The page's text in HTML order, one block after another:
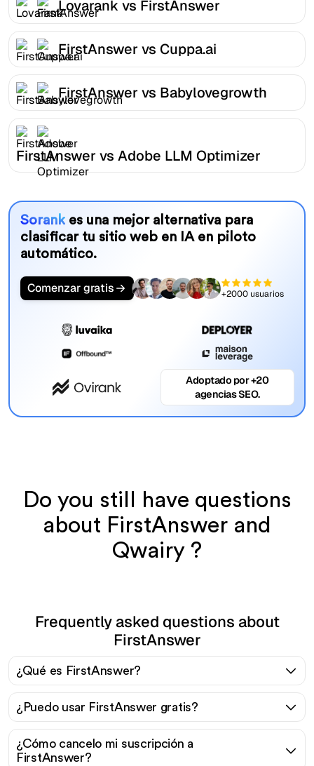
Lovarank vs FirstAnswer
FirstAnswer vs Cuppa.ai
FirstAnswer vs Babylovegrowth
FirstAnswer vs Adobe LLM Optimizer
Sorankes una mejor alternativa para
clasificar tu sitio web en IA en piloto
automático.
Comenzar gratis +2000 usuarios
Adoptado por +20
agencias SEO.
Do you still have questions
about FirstAnswer and
Qwairy ?
Frequently asked questions about
FirstAnswer
¿Qué es FirstAnswer?
¿Puedo usar FirstAnswer gratis?
¿Cómo cancelo mi suscripción a
FirstAnswer?